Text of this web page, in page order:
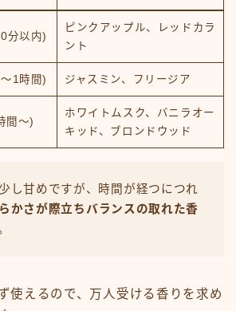
分以内)
ピンクアップル、レッドカラ
ント
1時間) ジャスミン、フリージア
間～)
ホワイトムスク、バニラオー
キッド、ブロンドウッド
し甘めですが、時間が経つにつれ
かさが際立ちバランスの取れた香
使えるので、万人受ける香りを求め